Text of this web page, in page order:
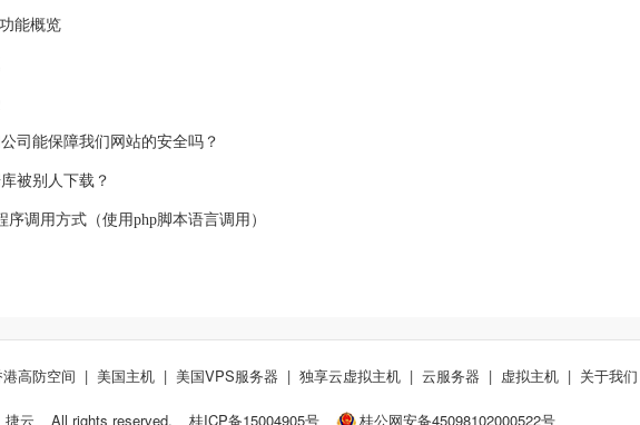
能概览
司能保障我们网站的安全吗？
被别人下载？
序调用方式（使用php脚本语言调用）
高防空间 | 美国主机 | 美国VPS服务器 | 独享云虚拟主机 | 云服务器 | 虚拟主机 | 关于我们
捷云 All rights reserved. 桂ICP备15004905号 桂公网安备45098102000522号